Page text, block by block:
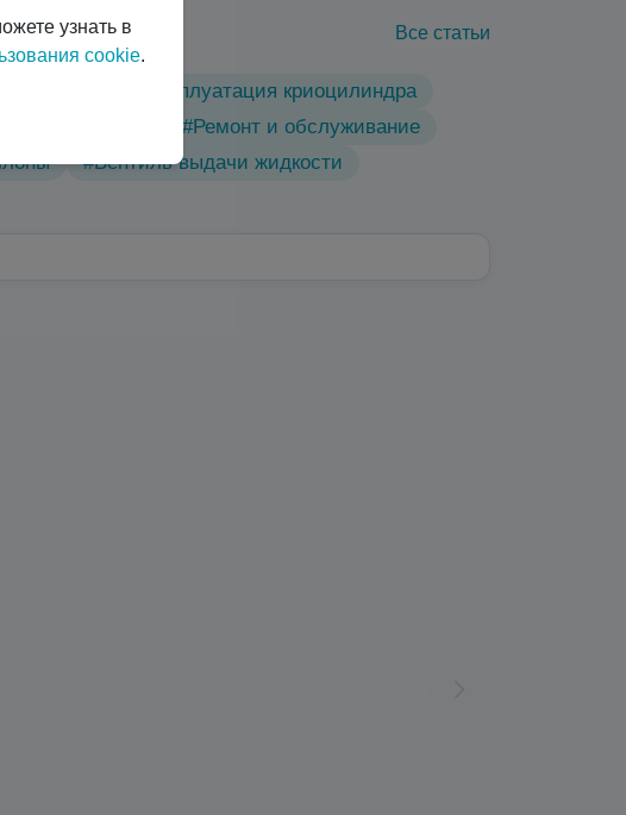
Все статьи
#Эксплуатация криоцилиндра
криоцилиндры
#Ремонт и обслуживание
#Вентиль выдачи жидкости
узнать в
cookie.